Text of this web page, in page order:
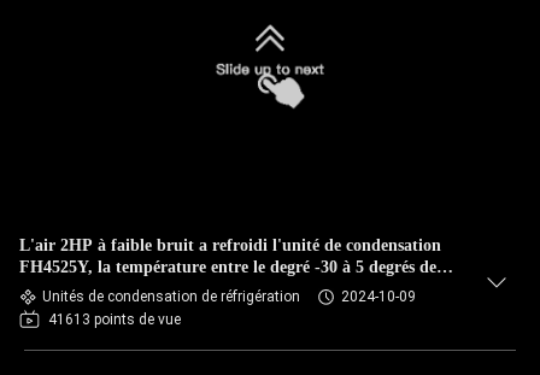
L'air 2HP à faible bruit a refroidi l'unité de condensation
FH4525Y, la température entre le degré -30 à 5 degrés de
Tecumseh
Unités de condensation de réfrigération
2024-10-09
41613 points de vue